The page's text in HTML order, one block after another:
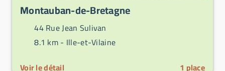
Montauban-de-Bretagne
44 Rue Jean Sulivan
8.1 km - Ille-et-Vilaine
Voir le détail
1 place